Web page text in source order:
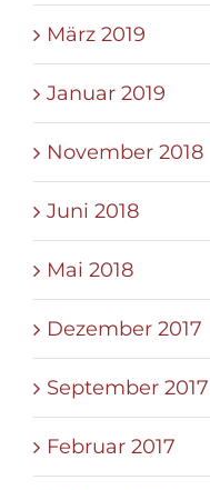
März 2019
Januar 2019
November 2018
Juni 2018
Mai 2018
Dezember 2017
September 2017
Februar 2017